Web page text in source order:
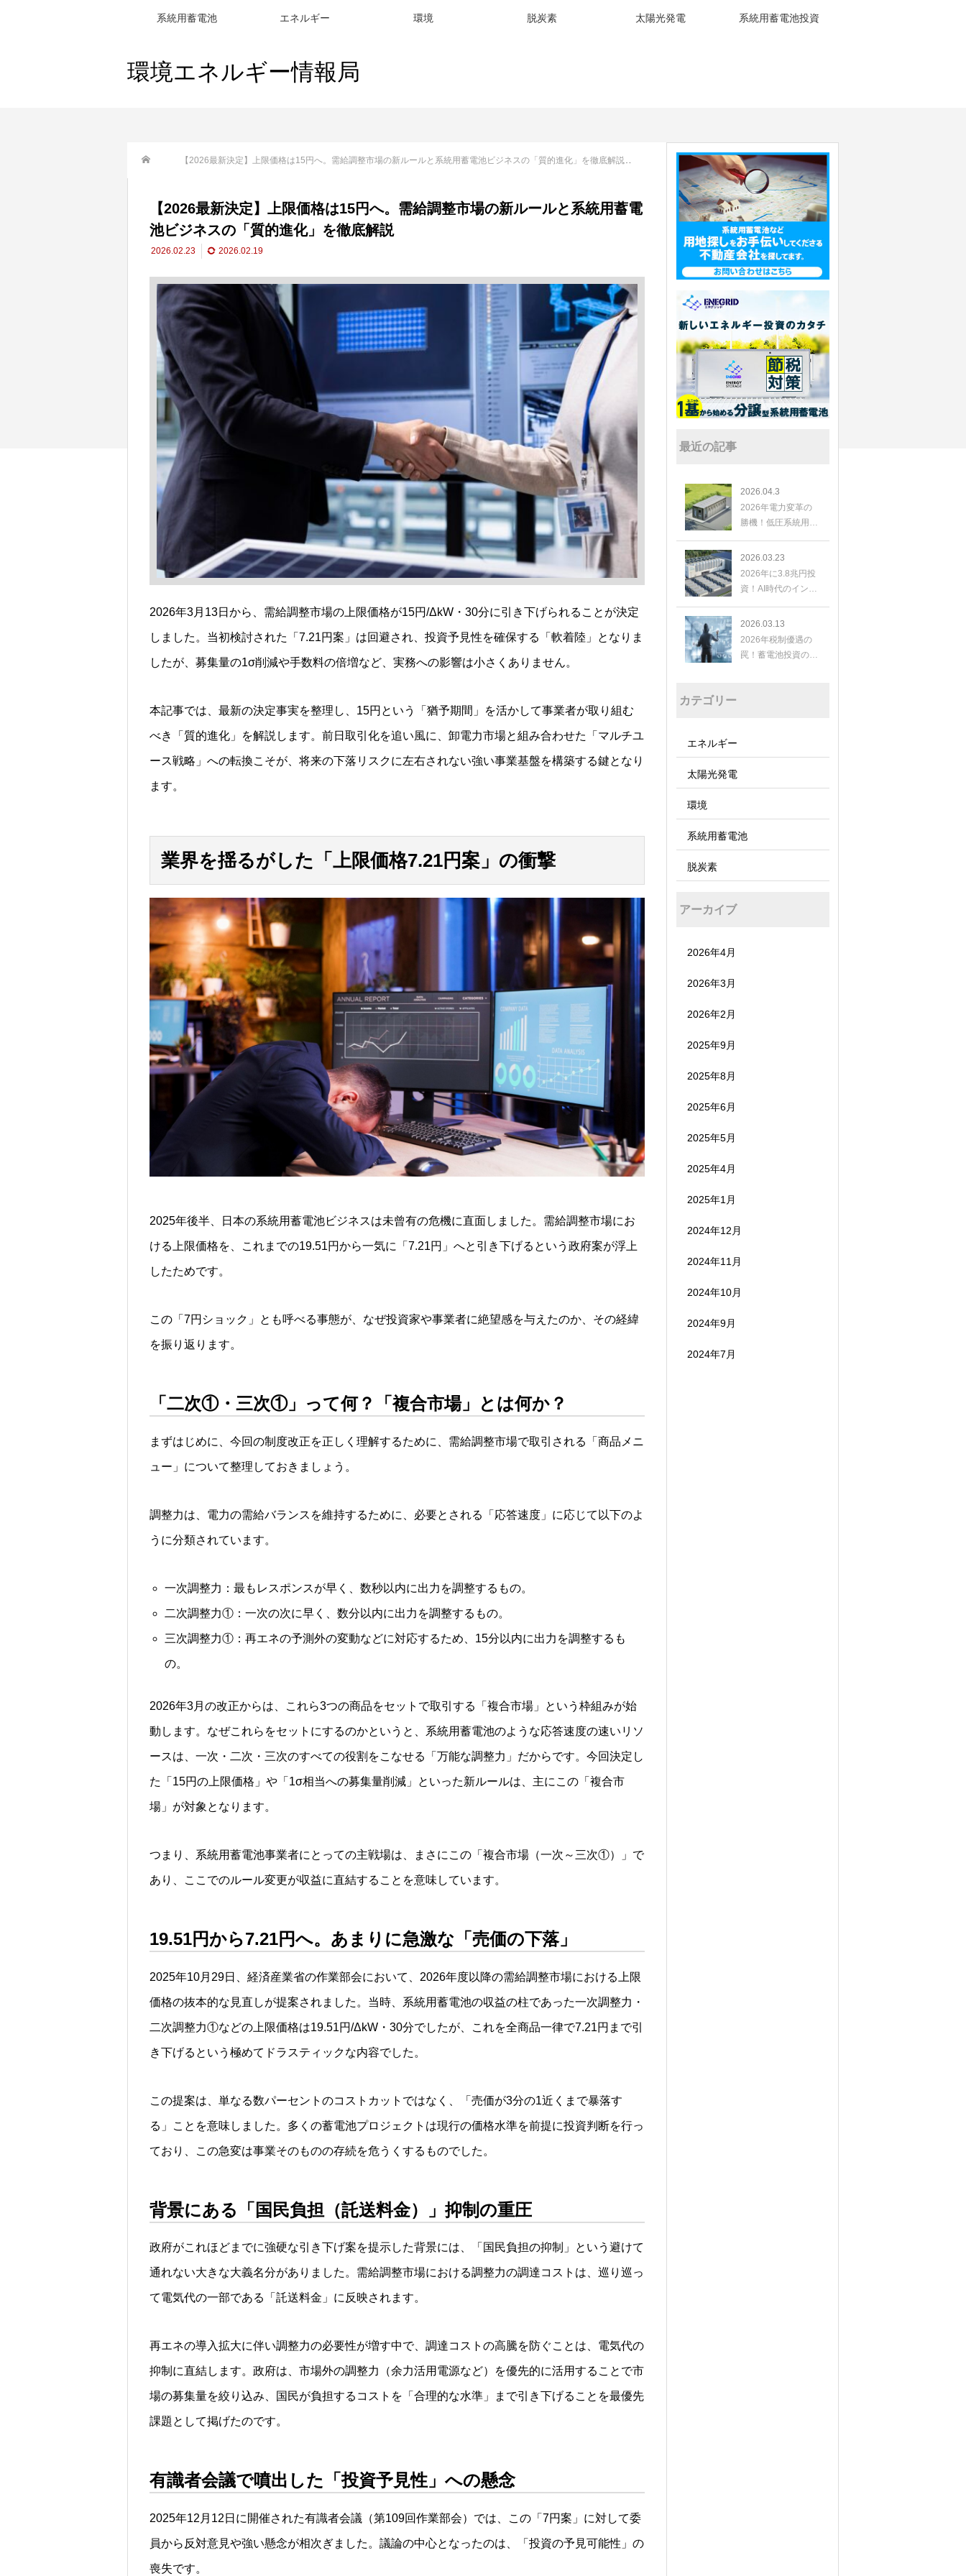
系統用蓄電池 エネルギー 環境 脱炭素 太陽光発電 系統用蓄電池投資
環境エネルギー情報局
【2026最新決定】上限価格は15円へ。需給調整市場の新ルールと系統用蓄電池ビジネスの「質的進化」を徹底解説 系統用蓄電池 【2026最新決定】上限価格は15円へ。需給調整市場の新
【2026最新決定】上限価格は15円へ。需給調整市場の新ルールと系統用蓄電
池ビジネスの「質的進化」を徹底解説
2026.02.23 2026.02.19
2026年3月13日から、需給調整市場の上限価格が15円/ΔkW・30分に引き下げられることが決定
しました。当初検討された「7.21円案」は回避され、投資予見性を確保する「軟着陸」となりま
したが、募集量の1σ削減や手数料の倍増など、実務への影響は小さくありません。
本記事では、最新の決定事実を整理し、15円という「猶予期間」を活かして事業者が取り組む
べき「質的進化」を解説します。前日取引化を追い風に、卸電力市場と組み合わせた「マルチユ
ース戦略」への転換こそが、将来の下落リスクに左右されない強い事業基盤を構築する鍵となり
ます。
業界を揺るがした「上限価格7.21円案」の衝撃
2025年後半、日本の系統用蓄電池ビジネスは未曾有の危機に直面しました。需給調整市場にお
ける上限価格を、これまでの19.51円から一気に「7.21円」へと引き下げるという政府案が浮上
したためです。
この「7円ショック」とも呼べる事態が、なぜ投資家や事業者に絶望感を与えたのか、その経緯
を振り返ります。
「二次①・三次①」って何？「複合市場」とは何か？
まずはじめに、今回の制度改正を正しく理解するために、需給調整市場で取引される「商品メニ
ュー」について整理しておきましょう。
調整力は、電力の需給バランスを維持するために、必要とされる「応答速度」に応じて以下のよ
うに分類されています。
一次調整力：最もレスポンスが早く、数秒以内に出力を調整するもの。
二次調整力①：一次の次に早く、数分以内に出力を調整するもの。
三次調整力①：再エネの予測外の変動などに対応するため、15分以内に出力を調整するも
の。
2026年3月の改正からは、これら3つの商品をセットで取引する「複合市場」という枠組みが始
動します。なぜこれらをセットにするのかというと、系統用蓄電池のような応答速度の速いリソ
ースは、一次・二次・三次のすべての役割をこなせる「万能な調整力」だからです。今回決定し
た「15円の上限価格」や「1σ相当への募集量削減」といった新ルールは、主にこの「複合市
場」が対象となります。
つまり、系統用蓄電池事業者にとっての主戦場は、まさにこの「複合市場（一次～三次①）」で
あり、ここでのルール変更が収益に直結することを意味しています。
19.51円から7.21円へ。あまりに急激な「売価の下落」
2025年10月29日、経済産業省の作業部会において、2026年度以降の需給調整市場における上限
価格の抜本的な見直しが提案されました。当時、系統用蓄電池の収益の柱であった一次調整力・
二次調整力①などの上限価格は19.51円/ΔkW・30分でしたが、これを全商品一律で7.21円まで引
き下げるという極めてドラスティックな内容でした。
この提案は、単なる数パーセントのコストカットではなく、「売価が3分の1近くまで暴落す
る」ことを意味しました。多くの蓄電池プロジェクトは現行の価格水準を前提に投資判断を行っ
ており、この急変は事業そのものの存続を危うくするものでした。
背景にある「国民負担（託送料金）」抑制の重圧
政府がこれほどまでに強硬な引き下げ案を提示した背景には、「国民負担の抑制」という避けて
通れない大きな大義名分がありました。需給調整市場における調整力の調達コストは、巡り巡っ
て電気代の一部である「託送料金」に反映されます。
再エネの導入拡大に伴い調整力の必要性が増す中で、調達コストの高騰を防ぐことは、電気代の
抑制に直結します。政府は、市場外の調整力（余力活用電源など）を優先的に活用することで市
場の募集量を絞り込み、国民が負担するコストを「合理的な水準」まで引き下げることを最優先
課題として掲げたのです。
有識者会議で噴出した「投資予見性」への懸念
2025年12月12日に開催された有識者会議（第109回作業部会）では、この「7円案」に対して委
員から反対意見や強い懸念が相次ぎました。議論の中心となったのは、「投資の予見可能性」の
喪失です。
最近の記事
2026.04.3
2026年電力変革の
勝機！低圧系統用蓄
たな投資と高利回り
投資
2026.03.23
2026年に3.8兆円投
資！AI時代のインフ
爆発的成長と日本の
展望
2026.03.13
2026年税制優遇の
罠！蓄電池投資の成
カテゴリー
エネルギー
太陽光発電
環境
系統用蓄電池
脱炭素
アーカイブ
2026年4月
2026年3月
2026年2月
2025年9月
2025年8月
2025年6月
2025年5月
2025年4月
2025年1月
2024年12月
2024年11月
2024年10月
2024年9月
2024年7月